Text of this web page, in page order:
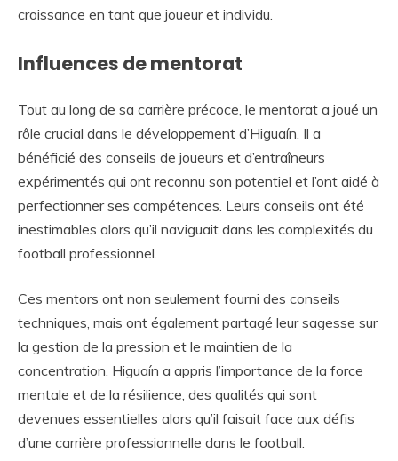
croissance en tant que joueur et individu.
Influences de mentorat
Tout au long de sa carrière précoce, le mentorat a joué un
rôle crucial dans le développement d’Higuaín. Il a
bénéficié des conseils de joueurs et d’entraîneurs
expérimentés qui ont reconnu son potentiel et l’ont aidé à
perfectionner ses compétences. Leurs conseils ont été
inestimables alors qu’il naviguait dans les complexités du
football professionnel.
Ces mentors ont non seulement fourni des conseils
techniques, mais ont également partagé leur sagesse sur
la gestion de la pression et le maintien de la
concentration. Higuaín a appris l’importance de la force
mentale et de la résilience, des qualités qui sont
devenues essentielles alors qu’il faisait face aux défis
d’une carrière professionnelle dans le football.